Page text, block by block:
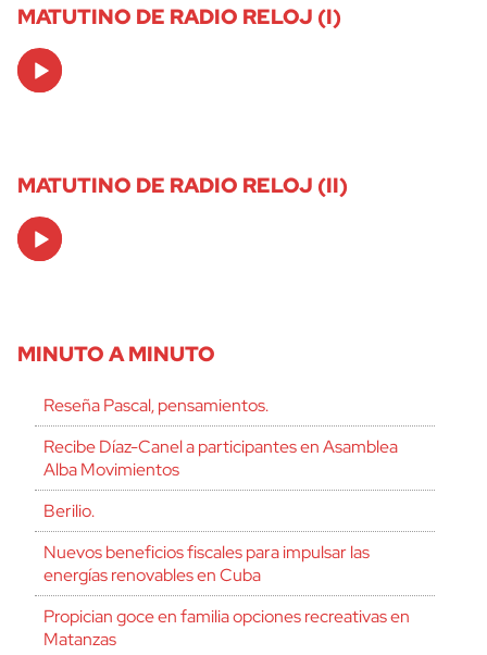
MATUTINO DE RADIO RELOJ (I)
Audio
Player
MATUTINO DE RADIO RELOJ (II)
Audio
Player
MINUTO A MINUTO
Reseña Pascal, pensamientos.
Recibe Díaz-Canel a participantes en Asamblea
Alba Movimientos
Berilio.
Nuevos beneficios fiscales para impulsar las
energías renovables en Cuba
Propician goce en familia opciones recreativas en
Matanzas